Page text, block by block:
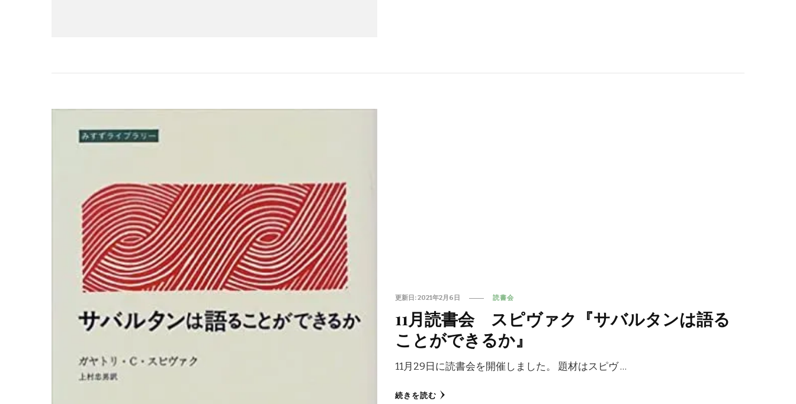
更新日:2021年2月6日 読書会
11月読書会 スピヴァク『サバルタンは語る
ことができるか』
11月29日に読書会を開催しました。 題材はスピヴ …
続きを読む